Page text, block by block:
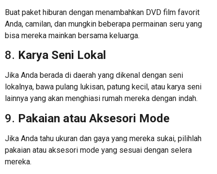
Buat paket hiburan dengan menambahkan DVD film favorit
Anda, camilan, dan mungkin beberapa permainan seru yang
bisa mereka mainkan bersama keluarga.
8. Karya Seni Lokal
Jika Anda berada di daerah yang dikenal dengan seni
lokalnya, bawa pulang lukisan, patung kecil, atau karya seni
lainnya yang akan menghiasi rumah mereka dengan indah.
9. Pakaian atau Aksesori Mode
Jika Anda tahu ukuran dan gaya yang mereka sukai, pilihlah
pakaian atau aksesori mode yang sesuai dengan selera
mereka.